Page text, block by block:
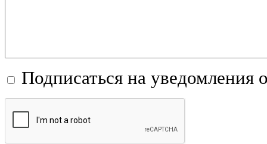
Подписаться на уведомления